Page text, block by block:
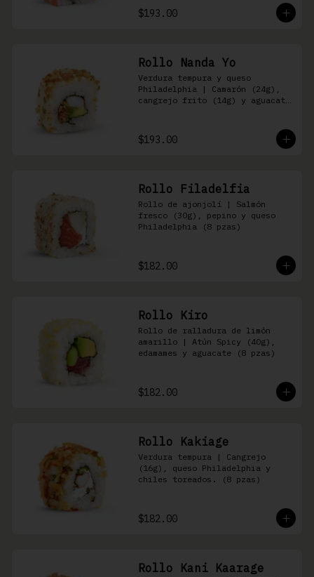
$193.00
Rollo Nanda Yo
Verdura tempura y queso
Philadelphia | Camarón (24g),
cangrejo frito (14g) y aguacate
$193.00
Rollo Filadelfia
Rollo de ajonjolí | Salmón
fresco (30g), pepino y queso
Philadelphia (8 pzas)
$182.00
Rollo Kiro
Rollo de ralladura de limón
amarillo | Atún Spicy (40g),
edamames y aguacate (8 pzas)
$182.00
Rollo Kakiage
Verdura tempura | Cangrejo
(16g), queso Philadelphia y
chiles toreados. (8 pzas)
$182.00
Rollo Kani Kaarage